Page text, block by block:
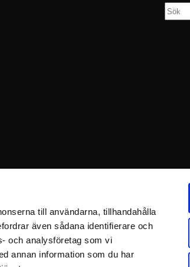
till användarna, tillhandahålla
även sådana identifierare och
och analysföretag som vi
annan information som du har
Sök